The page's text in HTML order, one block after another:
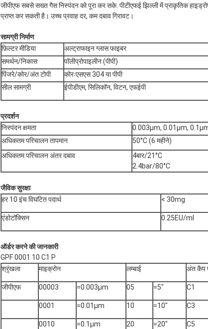
जीपीएफ सबसे सख्त गैस निस्पंदन को पूरा कर सके. पीटीएफई झिल्ली में प्राकृतिक
प्राप्त कर सकती है। उच्च प्रवाह दर, कम दबाव गिरावट।
सामग्री निर्माण
फ़िल्टर मीडिया
अल्ट्राफाइन ग्लास फाइबर
समर्थन/निकास
पॉलीप्रोपाइलीन (पीपी)
पिंजरे/कोर/अंत टोपी
कोरःएसएस 304 या पीपी
सील सामग्री
ईपीडीएम, सिलिकॉन, विटन, एफईपी
प्रदर्शन
निस्पंदन क्षमता
0.003μm, 0.01μm,
अधिकतम परिचालन तापमान
50°C (6 महीने)
अधिकतम परिचालन अंतर दबाव
4बार/21°C
2.4bar/80°C
जैविक सुरक्षा
हर 10 इंच विघटित पदार्थ
< 30mg
एंडोटॉक्सिन 0.25EU/ml
ऑर्डर करने की जानकारी
GPF 0001 10 C1 P
श्रृंखला
माइक्रोन लम्बाई अंत कैप
जीपीएफ 00003 =0.003μm 05 =5" C1
0001 =0.01μm 10 =10" C3
0010 =0.1μm 20 =20" C5